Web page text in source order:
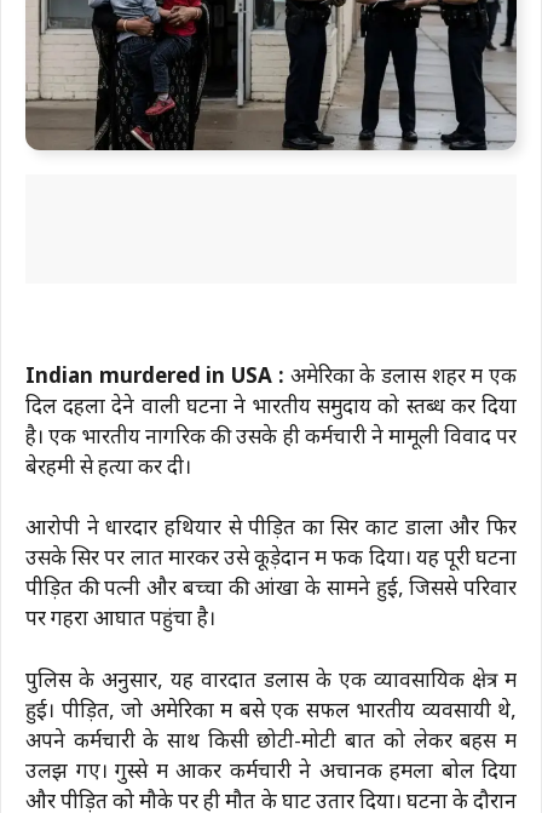
Indian murdered in USA : अमेरिका के डलास शहर में एक
दिल दहला देने वाली घटना ने भारतीय समुदाय को स्तब्ध कर दिया
है। एक भारतीय नागरिक की उसके ही कर्मचारी ने मामूली विवाद पर
बेरहमी से हत्या कर दी।
आरोपी ने धारदार हथियार से पीड़ित का सिर काट डाला और फिर
उसके सिर पर लात मारकर उसे कूड़ेदान में फेंक दिया। यह पूरी घटना
पीड़ित की पत्नी और बच्चों की आंखों के सामने हुई, जिससे परिवार
पर गहरा आघात पहुंचा है।
पुलिस के अनुसार, यह वारदात डलास के एक व्यावसायिक क्षेत्र में
हुई। पीड़ित, जो अमेरिका में बसे एक सफल भारतीय व्यवसायी थे,
अपने कर्मचारी के साथ किसी छोटी-मोटी बात को लेकर बहस में
उलझ गए। गुस्से में आकर कर्मचारी ने अचानक हमला बोल दिया
और पीड़ित को मौके पर ही मौत के घाट उतार दिया। घटना के दौरान